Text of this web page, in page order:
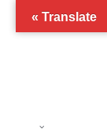
Translate »